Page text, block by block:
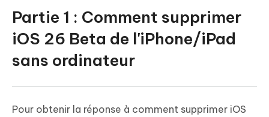
Partie 1 : Comment supprimer
iOS 26 Beta de l'iPhone/iPad
sans ordinateur
Pour obtenir la réponse à comment supprimer iOS